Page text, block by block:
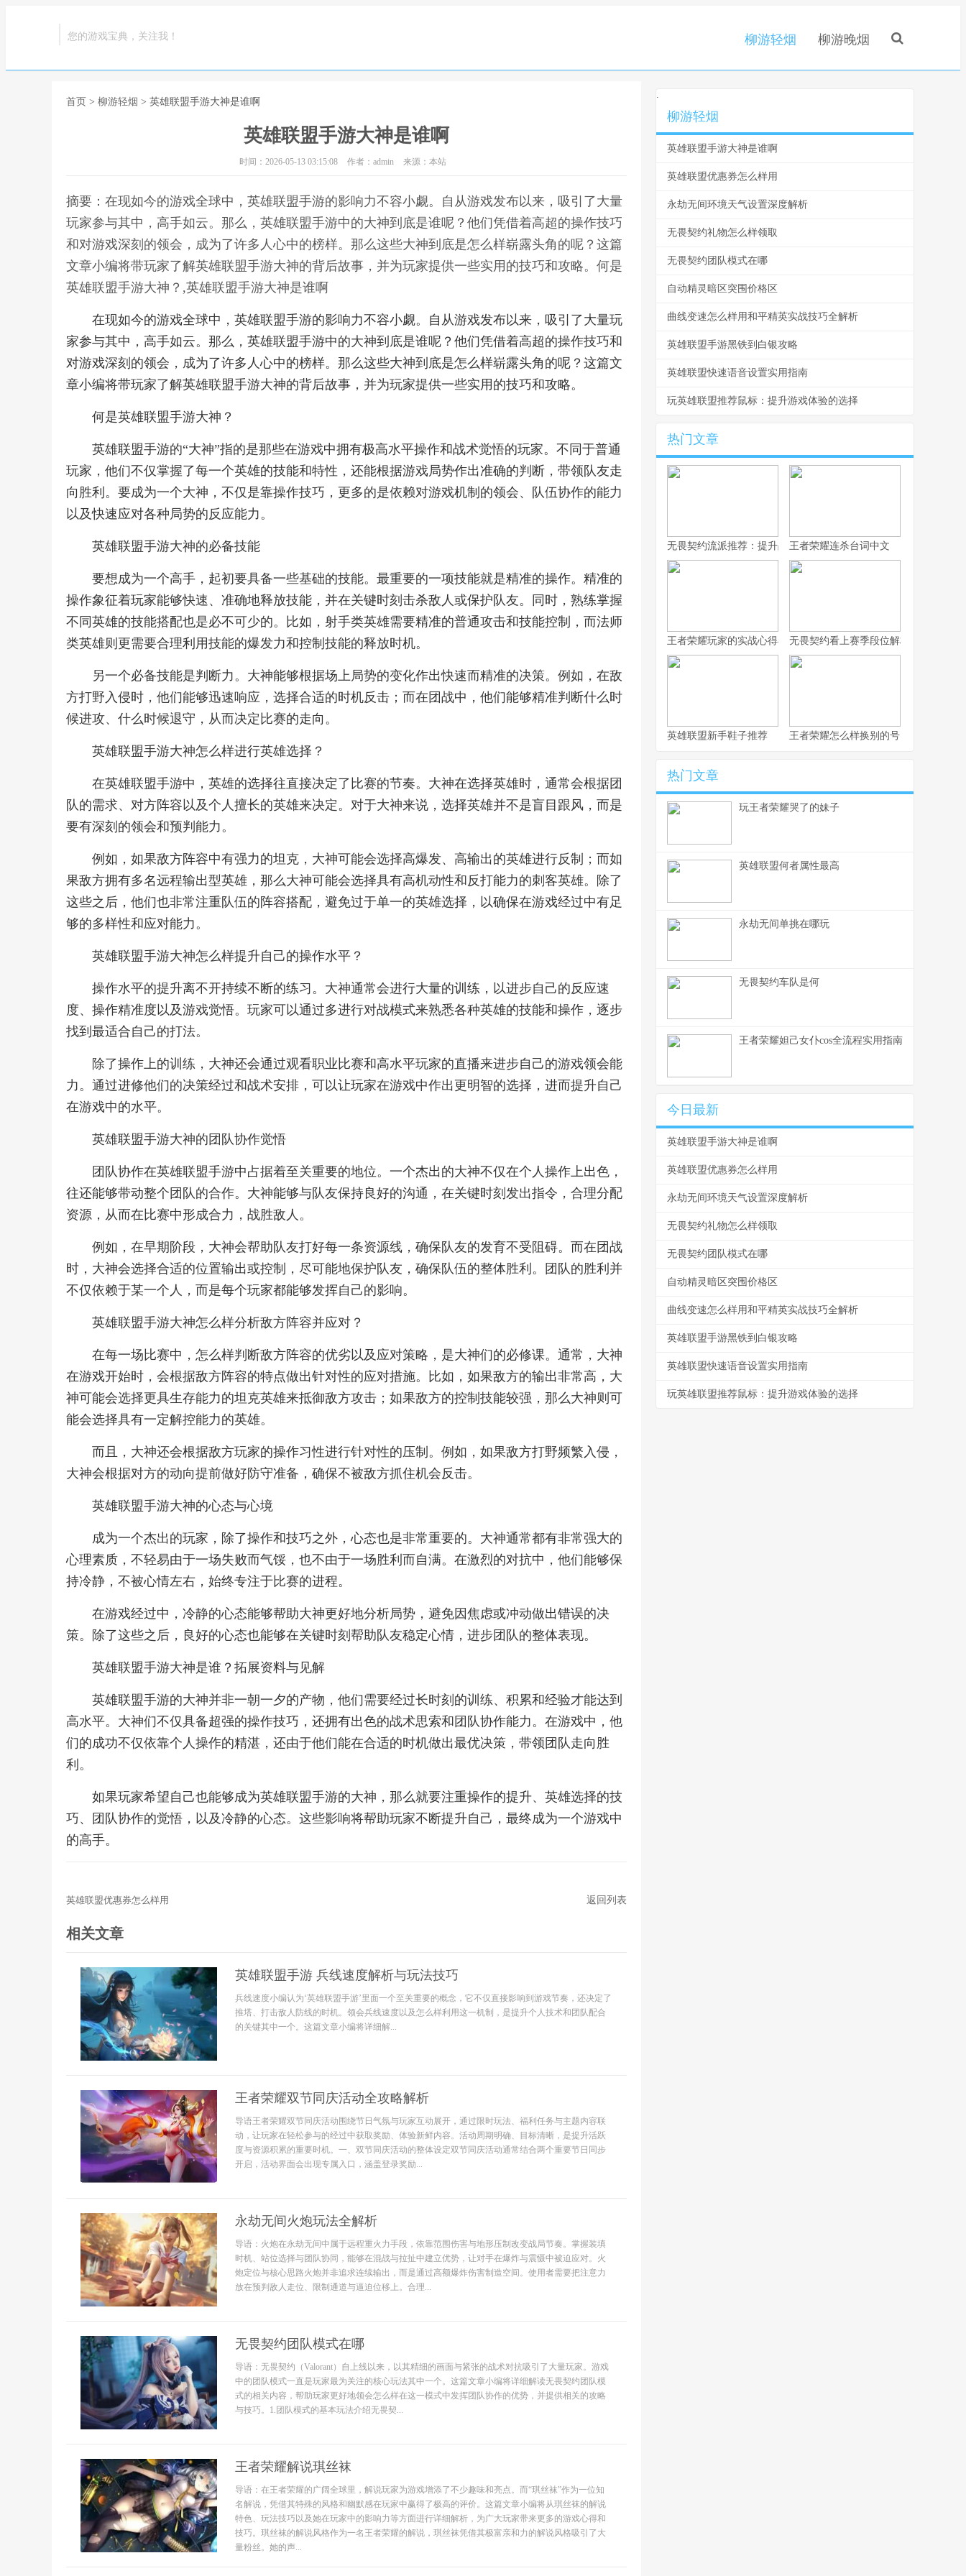
您的游戏宝典，关注我！ 柳游轻烟 柳游晚烟
首页 > 柳游轻烟 > 英雄联盟手游大神是谁啊
英雄联盟手游大神是谁啊
时间：2026-05-13 03:15:08 作者：admin 来源：本站
摘要：在现如今的游戏全球中，英雄联盟手游的影响力不容小觑。自从游戏发布以来，吸引了大量
玩家参与其中，高手如云。那么，英雄联盟手游中的大神到底是谁呢？他们凭借着高超的操作技巧
和对游戏深刻的领会，成为了许多人心中的榜样。那么这些大神到底是怎么样崭露头角的呢？这篇
文章小编将带玩家了解英雄联盟手游大神的背后故事，并为玩家提供一些实用的技巧和攻略。何是
英雄联盟手游大神？,英雄联盟手游大神是谁啊
在现如今的游戏全球中，英雄联盟手游的影响力不容小觑。自从游戏发布以来，吸引了大量玩
家参与其中，高手如云。那么，英雄联盟手游中的大神到底是谁呢？他们凭借着高超的操作技巧和
对游戏深刻的领会，成为了许多人心中的榜样。那么这些大神到底是怎么样崭露头角的呢？这篇文
章小编将带玩家了解英雄联盟手游大神的背后故事，并为玩家提供一些实用的技巧和攻略。
何是英雄联盟手游大神？
英雄联盟手游的“大神”指的是那些在游戏中拥有极高水平操作和战术觉悟的玩家。不同于普通
玩家，他们不仅掌握了每一个英雄的技能和特性，还能根据游戏局势作出准确的判断，带领队友走
向胜利。要成为一个大神，不仅是靠操作技巧，更多的是依赖对游戏机制的领会、队伍协作的能力
以及快速应对各种局势的反应能力。
英雄联盟手游大神的必备技能
要想成为一个高手，起初要具备一些基础的技能。最重要的一项技能就是精准的操作。精准的
操作象征着玩家能够快速、准确地释放技能，并在关键时刻击杀敌人或保护队友。同时，熟练掌握
不同英雄的技能搭配也是必不可少的。比如，射手类英雄需要精准的普通攻击和技能控制，而法师
类英雄则更需要合理利用技能的爆发力和控制技能的释放时机。
另一个必备技能是判断力。大神能够根据场上局势的变化作出快速而精准的决策。例如，在敌
方打野入侵时，他们能够迅速响应，选择合适的时机反击；而在团战中，他们能够精准判断什么时
候进攻、什么时候退守，从而决定比赛的走向。
英雄联盟手游大神怎么样进行英雄选择？
在英雄联盟手游中，英雄的选择往直接决定了比赛的节奏。大神在选择英雄时，通常会根据团
队的需求、对方阵容以及个人擅长的英雄来决定。对于大神来说，选择英雄并不是盲目跟风，而是
要有深刻的领会和预判能力。
例如，如果敌方阵容中有强力的坦克，大神可能会选择高爆发、高输出的英雄进行反制；而如
果敌方拥有多名远程输出型英雄，那么大神可能会选择具有高机动性和反打能力的刺客英雄。除了
这些之后，他们也非常注重队伍的阵容搭配，避免过于单一的英雄选择，以确保在游戏经过中有足
够的多样性和应对能力。
英雄联盟手游大神怎么样提升自己的操作水平？
操作水平的提升离不开持续不断的练习。大神通常会进行大量的训练，以进步自己的反应速
度、操作精准度以及游戏觉悟。玩家可以通过多进行对战模式来熟悉各种英雄的技能和操作，逐步
找到最适合自己的打法。
除了操作上的训练，大神还会通过观看职业比赛和高水平玩家的直播来进步自己的游戏领会能
力。通过进修他们的决策经过和战术安排，可以让玩家在游戏中作出更明智的选择，进而提升自己
在游戏中的水平。
英雄联盟手游大神的团队协作觉悟
团队协作在英雄联盟手游中占据着至关重要的地位。一个杰出的大神不仅在个人操作上出色，
往还能够带动整个团队的合作。大神能够与队友保持良好的沟通，在关键时刻发出指令，合理分配
资源，从而在比赛中形成合力，战胜敌人。
例如，在早期阶段，大神会帮助队友打好每一条资源线，确保队友的发育不受阻碍。而在团战
时，大神会选择合适的位置输出或控制，尽可能地保护队友，确保队伍的整体胜利。团队的胜利并
不仅依赖于某一个人，而是每个玩家都能够发挥自己的影响。
英雄联盟手游大神怎么样分析敌方阵容并应对？
在每一场比赛中，怎么样判断敌方阵容的优劣以及应对策略，是大神们的必修课。通常，大神
在游戏开始时，会根据敌方阵容的特点做出针对性的应对措施。比如，如果敌方的输出非常高，大
神可能会选择更具生存能力的坦克英雄来抵御敌方攻击；如果敌方的控制技能较强，那么大神则可
能会选择具有一定解控能力的英雄。
而且，大神还会根据敌方玩家的操作习性进行针对性的压制。例如，如果敌方打野频繁入侵，
大神会根据对方的动向提前做好防守准备，确保不被敌方抓住机会反击。
英雄联盟手游大神的心态与心境
成为一个杰出的玩家，除了操作和技巧之外，心态也是非常重要的。大神通常都有非常强大的
心理素质，不轻易由于一场失败而气馁，也不由于一场胜利而自满。在激烈的对抗中，他们能够保
持冷静，不被心情左右，始终专注于比赛的进程。
在游戏经过中，冷静的心态能够帮助大神更好地分析局势，避免因焦虑或冲动做出错误的决
策。除了这些之后，良好的心态也能够在关键时刻帮助队友稳定心情，进步团队的整体表现。
英雄联盟手游大神是谁？拓展资料与见解
英雄联盟手游的大神并非一朝一夕的产物，他们需要经过长时刻的训练、积累和经验才能达到
高水平。大神们不仅具备超强的操作技巧，还拥有出色的战术思索和团队协作能力。在游戏中，他
们的成功不仅依靠个人操作的精湛，还由于他们能在合适的时机做出最优决策，带领团队走向胜
利。
如果玩家希望自己也能够成为英雄联盟手游的大神，那么就要注重操作的提升、英雄选择的技
巧、团队协作的觉悟，以及冷静的心态。这些影响将帮助玩家不断提升自己，最终成为一个游戏中
的高手。
英雄联盟优惠券怎么样用 返回列表
相关文章
英雄联盟手游 兵线速度解析与玩法技巧
兵线速度小编认为‘英雄联盟手游’里面一个至关重要的概念，它不仅直接影响到游戏节奏，还决定了
推塔、打击敌人防线的时机。领会兵线速度以及怎么样利用这一机制，是提升个人技术和团队配合
的关键其中一个。这篇文章小编将详细解...
王者荣耀双节同庆活动全攻略解析
导语王者荣耀双节同庆活动围绕节日气氛与玩家互动展开，通过限时玩法、福利任务与主题内容联
动，让玩家在轻松参与的经过中获取奖励、体验新鲜内容。活动周期明确、目标清晰，是提升活跃
度与资源积累的重要时机。一、双节同庆活动的整体设定双节同庆活动通常结合两个重要节日同步
开启，活动界面会出现专属入口，涵盖登录奖励...
永劫无间火炮玩法全解析
导语：火炮在永劫无间中属于远程重火力手段，依靠范围伤害与地形压制改变战局节奏。掌握装填
时机、站位选择与团队协同，能够在混战与拉扯中建立优势，让对手在爆炸与震慑中被迫应对。火
炮定位与核心思路火炮并非追求连续输出，而是通过高额爆炸伤害制造空间。使用者需要把注意力
放在预判敌人走位、限制通道与逼迫位移上。合理...
无畏契约团队模式在哪
导语：无畏契约（Valorant）自上线以来，以其精细的画面与紧张的战术对抗吸引了大量玩家。游戏
中的团队模式一直是玩家最为关注的核心玩法其中一个。这篇文章小编将详细解读无畏契约团队模
式的相关内容，帮助玩家更好地领会怎么样在这一模式中发挥团队协作的优势，并提供相关的攻略
与技巧。1.团队模式的基本玩法介绍无畏契...
王者荣耀解说琪丝袜
导语：在王者荣耀的广阔全球里，解说玩家为游戏增添了不少趣味和亮点。而“琪丝袜”作为一位知
名解说，凭借其特殊的风格和幽默感在玩家中赢得了极高的评价。这篇文章小编将从琪丝袜的解说
特色、玩法技巧以及她在玩家中的影响力等方面进行详细解析，为广大玩家带来更多的游戏心得和
技巧。琪丝袜的解说风格作为一名王者荣耀的解说，琪丝袜凭借其极富亲和力的解说风格吸引了大
量粉丝。她的声...
.
柳游轻烟
英雄联盟手游大神是谁啊
英雄联盟优惠券怎么样用
永劫无间环境天气设置深度解析
无畏契约礼物怎么样领取
无畏契约团队模式在哪
自动精灵暗区突围价格区
曲线变速怎么样用和平精英实战技巧全解析
英雄联盟手游黑铁到白银攻略
英雄联盟快速语音设置实用指南
玩英雄联盟推荐鼠标：提升游戏体验的选择
热门文章
无畏契约流派推荐：提升战术深度，选择适合自己的战斗风格
王者荣耀连杀台词中文
王者荣耀玩家的实战心得与进阶思路无畏契约看上赛季段位解析与实战思路
英雄联盟新手鞋子推荐 王者荣耀怎么样换别的号
热门文章
玩王者荣耀哭了的妹子
英雄联盟何者属性最高
永劫无间单挑在哪玩
无畏契约车队是何
王者荣耀妲己女仆cos全流程实用指南
今日最新
英雄联盟手游大神是谁啊
英雄联盟优惠券怎么样用
永劫无间环境天气设置深度解析
无畏契约礼物怎么样领取
无畏契约团队模式在哪
自动精灵暗区突围价格区
曲线变速怎么样用和平精英实战技巧全解析
英雄联盟手游黑铁到白银攻略
英雄联盟快速语音设置实用指南
玩英雄联盟推荐鼠标：提升游戏体验的选择